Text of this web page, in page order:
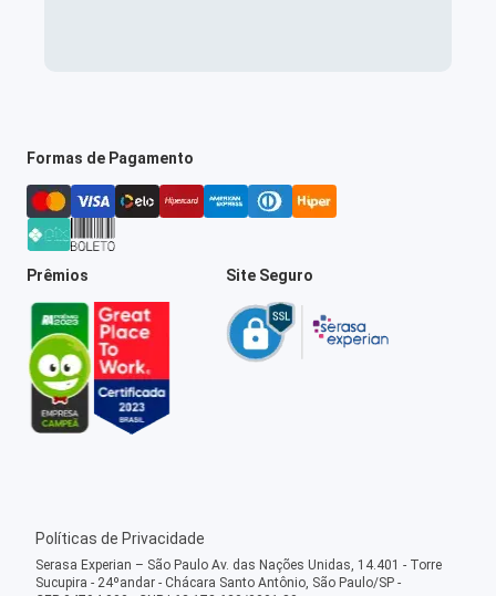
Formas de Pagamento
Prêmios Site Seguro
Políticas de Privacidade
Serasa Experian – São Paulo Av. das Nações Unidas, 14.401 - Torre
Sucupira - 24ºandar - Chácara Santo Antônio, São Paulo/SP -